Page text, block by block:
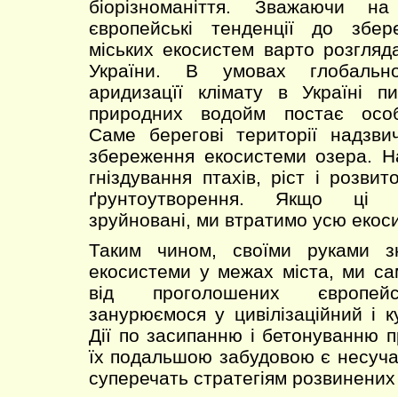
біорізноманіття. Зважаючи
європейські тенденції до
міських екосистем варто
України. В умовах
аридизацїї клімату в Україні
природних водойм постає
Саме берегові території
збереження екосистеми озера.
гніздування птахів, ріст і
ґрунтоутворення. Якщо ці
зруйновані, ми втратимо усю
Таким чином, своїми руками
екосистеми у межах міста, ми
від проголошених
занурюємося у цивілізаційний і
Дії по засипанню і бетонуванню
їх подальшою забудовою є
суперечать стратегіям розвинених